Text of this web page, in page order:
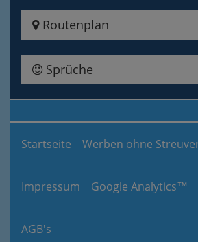
Routenplan
Sprüche
Startseite Werben ohne
Impressum Google Analytics™
AGB's